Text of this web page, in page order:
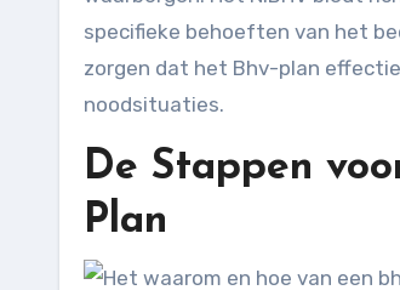
specifieke behoeften van het
zorgen dat het Bhv-plan
noodsituaties.
De Stappen
Plan